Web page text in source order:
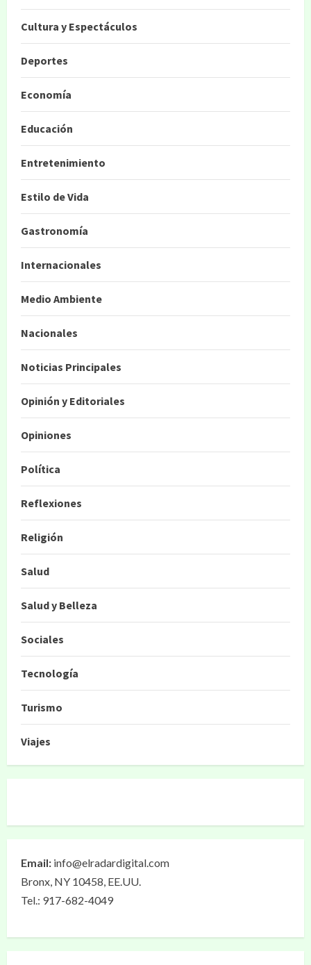
Cultura y Espectáculos
Deportes
Economía
Educación
Entretenimiento
Estilo de Vida
Gastronomía
Internacionales
Medio Ambiente
Nacionales
Noticias Principales
Opinión y Editoriales
Opiniones
Política
Reflexiones
Religión
Salud
Salud y Belleza
Sociales
Tecnología
Turismo
Viajes
Email: info@elradardigital.com
Bronx, NY 10458, EE.UU.
Tel.: 917-682-4049